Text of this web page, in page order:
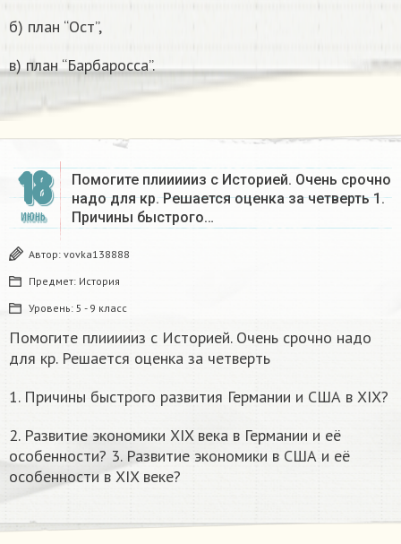
б) план “Ост”,
в) план “Барбаросса”.
18
ИЮНЬ
Помогите плиииииз с Историей. Очень срочно
надо для кр. Решается оценка за четверть 1.
Причины быстрого…
Автор: vovka138888
Предмет: История
Уровень: 5 - 9 класс
Помогите плиииииз с Историей. Очень срочно надо
для кр. Решается оценка за четверть
1. Причины быстрого развития Германии и США в XIX?
2. Развитие экономики XIX века в Германии и её
особенности? 3. Развитие экономики в США и её
особенности в XIX веке?